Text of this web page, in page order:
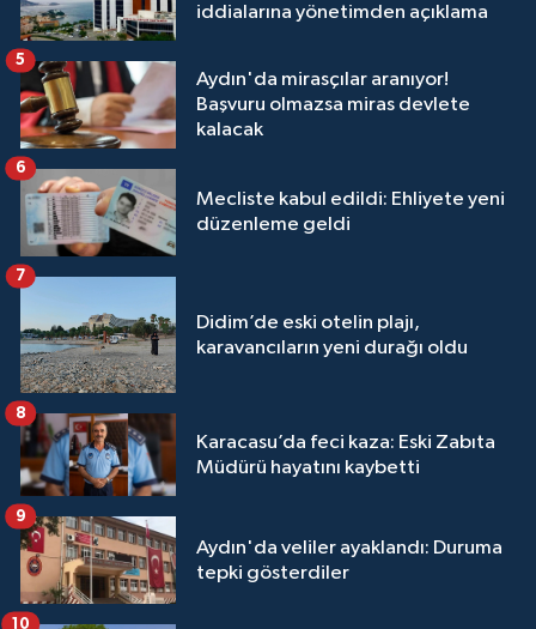
iddialarına yönetimden açıklama
Aydın'da mirasçılar aranıyor!
Başvuru olmazsa miras devlete
kalacak
5
Mecliste kabul edildi: Ehliyete yeni
düzenleme geldi
6
Didim’de eski otelin plajı,
karavancıların yeni durağı oldu
7
Karacasu’da feci kaza: Eski Zabıta
Müdürü hayatını kaybetti
8
Aydın'da veliler ayaklandı: Duruma
tepki gösterdiler
9
10